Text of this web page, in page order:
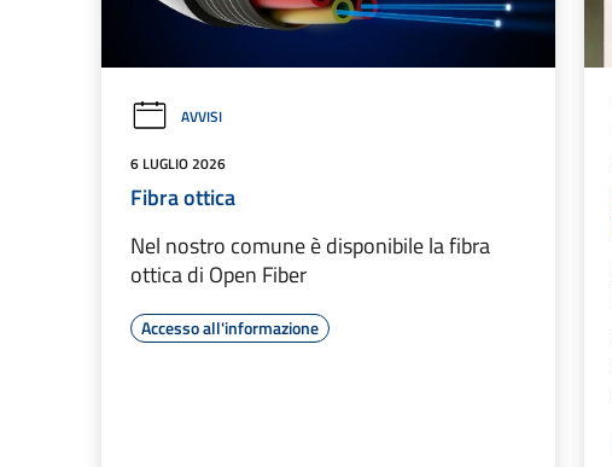
AVVISI
6 LUGLIO 2026
Fibra ottica
Nel nostro comune è disponibile la fibra
ottica di Open Fiber
Accesso all'informazione